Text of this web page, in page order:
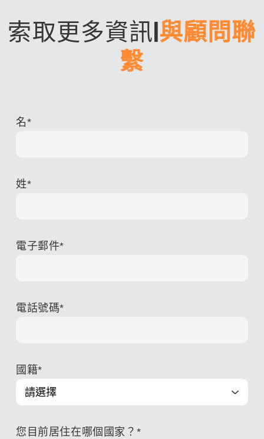
索取更多資訊|與顧問聯
繫
名*
姓*
電子郵件*
電話號碼*
國籍*
您目前居住在哪個國家？ *